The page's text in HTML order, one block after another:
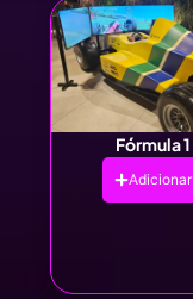
Fórmula 1
Adicionar